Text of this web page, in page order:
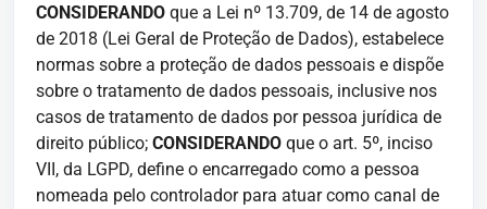
CONSIDERANDO que a Lei nº 13.709, de 14 de agosto
de 2018 (Lei Geral de Proteção de Dados), estabelece
normas sobre a proteção de dados pessoais e dispõe
sobre o tratamento de dados pessoais, inclusive nos
casos de tratamento de dados por pessoa jurídica de
direito público; CONSIDERANDO que o art. 5º, inciso
VII, da LGPD, define o encarregado como a pessoa
nomeada pelo controlador para atuar como canal de